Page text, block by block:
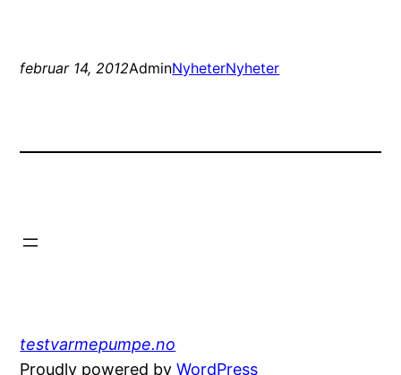
februar 14, 2012AdminNyheterNyheter
testvarmepumpe.no
Proudly powered byWordPress